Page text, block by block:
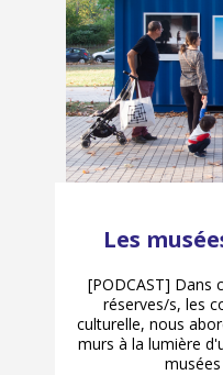
Les
[PODCAST] Dans
réserves/s, les
culturelle, nous
murs à la lumière